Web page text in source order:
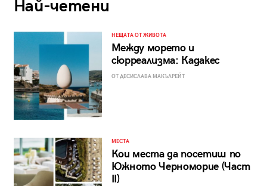
Най-четени
НЕЩАТА ОТ ЖИВОТА
Между морето и
сюрреализма: Кадакес
ОТ ДЕСИСЛАВА МАКЪЛРЕЙТ
МЕСТА
Кои места да посетиш по
Южното Черноморие (Част
II)